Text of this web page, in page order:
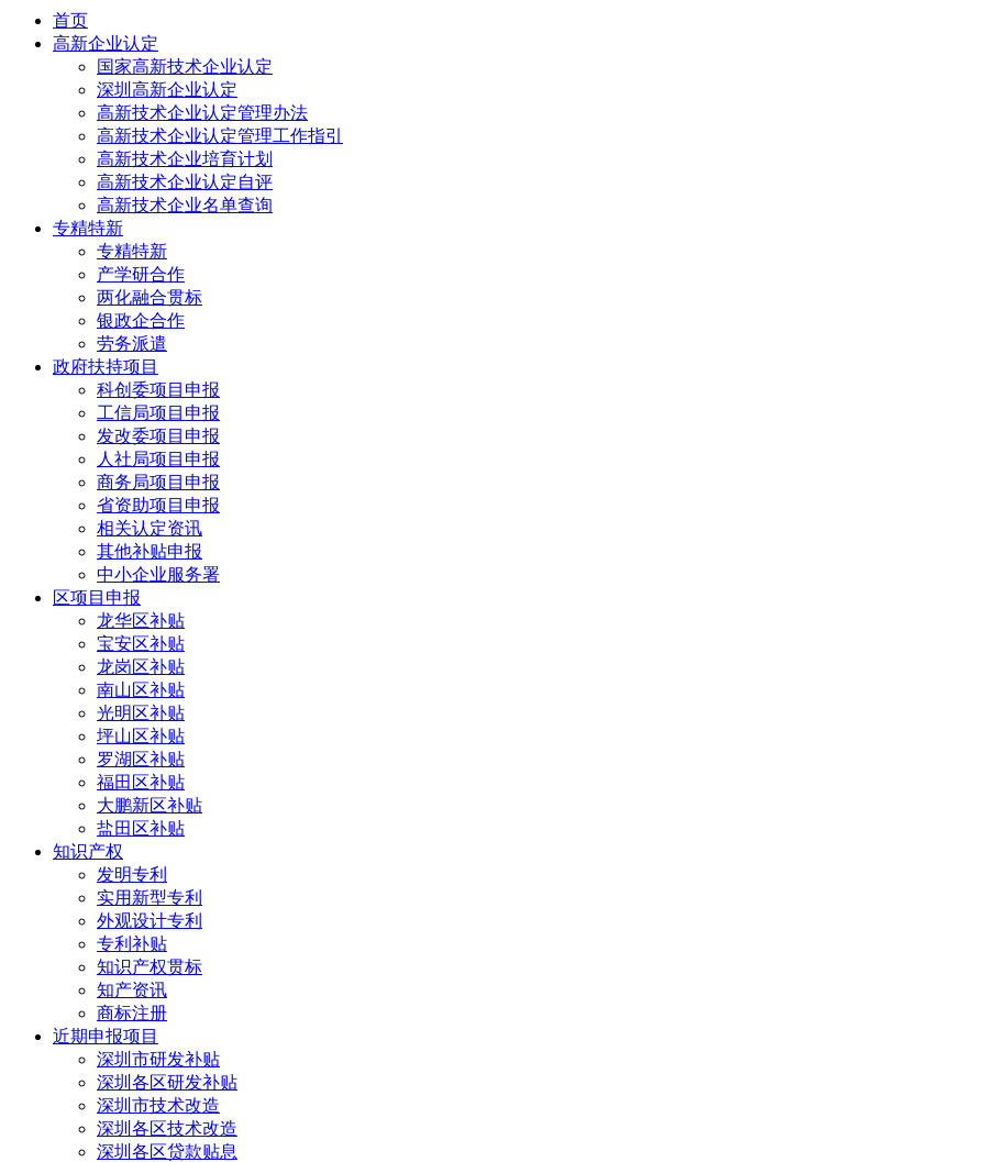
首页
高新企业认定
国家高新技术企业认定
深圳高新企业认定
高新技术企业认定管理办法
高新技术企业认定管理工作指引
高新技术企业培育计划
高新技术企业认定自评
高新技术企业名单查询
专精特新
专精特新
产学研合作
两化融合贯标
银政企合作
劳务派遣
政府扶持项目
科创委项目申报
工信局项目申报
发改委项目申报
人社局项目申报
商务局项目申报
省资助项目申报
相关认定资讯
其他补贴申报
中小企业服务署
区项目申报
龙华区补贴
宝安区补贴
龙岗区补贴
南山区补贴
光明区补贴
坪山区补贴
罗湖区补贴
福田区补贴
大鹏新区补贴
盐田区补贴
知识产权
发明专利
实用新型专利
外观设计专利
专利补贴
知识产权贯标
知产资讯
商标注册
近期申报项目
深圳市研发补贴
深圳各区研发补贴
深圳市技术改造
深圳各区技术改造
深圳各区贷款贴息